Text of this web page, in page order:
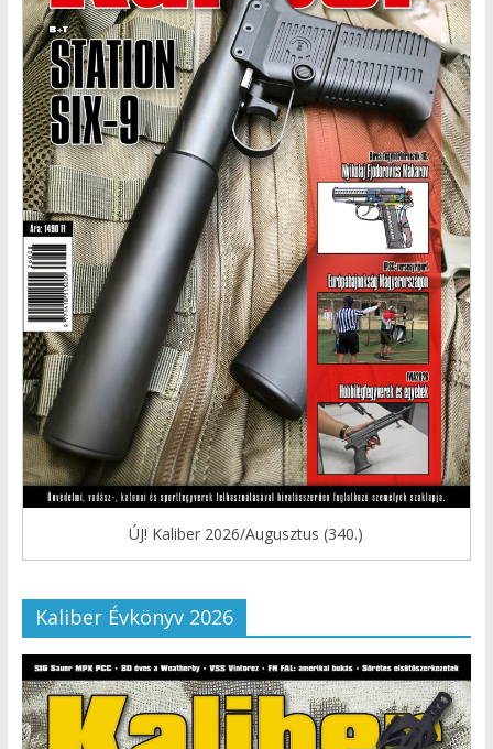
ÚJ! Kaliber 2026/Augusztus (340.)
Kaliber Évkönyv 2026